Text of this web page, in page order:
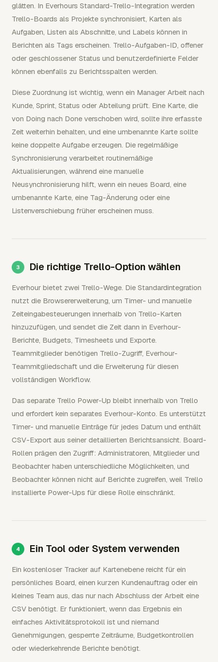
glätten. In Everhours Standard-Trello-Integration werden
Trello-Boards als Projekte synchronisiert, Karten als
Aufgaben, Listen als Abschnitte, und Labels können in
Berichten als Tags erscheinen. Trello-Aufgaben-ID, offener
oder geschlossener Status und benutzerdefinierte Felder
können ebenfalls zu Berichtsspalten werden.
Diese Zuordnung ist wichtig, wenn ein Manager Arbeit nach
Kunde, Sprint, Status oder Abteilung prüft. Eine Karte, die
von Doing nach Done verschoben wird, sollte ihre erfasste
Zeit weiterhin behalten, und eine umbenannte Karte sollte
keine doppelte Aufgabe erzeugen. Die regelmäßige
Synchronisierung verarbeitet routinemäßige
Aktualisierungen, während eine manuelle
Neusynchronisierung hilft, wenn ein neues Board, eine
umbenannte Karte, eine Tag-Änderung oder eine
Listenverschiebung früher erscheinen muss.
Die richtige Trello-Option wählen
Everhour bietet zwei Trello-Wege. Die Standardintegration
nutzt die Browsererweiterung, um Timer- und manuelle
Zeiteingabesteuerungen innerhalb von Trello-Karten
hinzuzufügen, und sendet die Zeit dann in Everhour-
Berichte, Budgets, Timesheets und Exporte.
Teammitglieder benötigen Trello-Zugriff, Everhour-
Teammitgliedschaft und die Erweiterung für diesen
vollständigen Workflow.
Das separate Trello Power-Up bleibt innerhalb von Trello
und erfordert kein separates Everhour-Konto. Es unterstützt
Timer- und manuelle Einträge für jedes Datum und enthält
CSV-Export aus seiner detaillierten Berichtsansicht. Board-
Rollen prägen den Zugriff: Administratoren, Mitglieder und
Beobachter haben unterschiedliche Möglichkeiten, und
Beobachter können nicht auf Berichte zugreifen, weil Trello
installierte Power-Ups für diese Rolle einschränkt.
Ein Tool oder System verwenden
Ein kostenloser Tracker auf Kartenebene reicht für ein
persönliches Board, einen kurzen Kundenauftrag oder ein
kleines Team aus, das nur nach Abschluss der Arbeit eine
CSV benötigt. Er funktioniert, wenn das Ergebnis ein
einfaches Aktivitätsprotokoll ist und niemand
Genehmigungen, gesperrte Zeiträume, Budgetkontrollen
oder wiederkehrende Berichte benötigt.